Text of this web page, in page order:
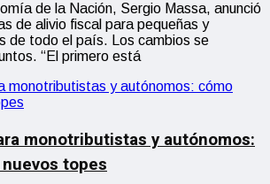
de la Nación, Sergio Massa, anunció
de alivio fiscal para pequeñas y
de todo el país. Los cambios se
“El primero está
monotributistas y autónomos:
topes